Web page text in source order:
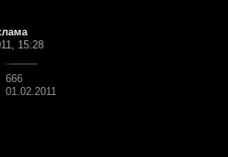
15:28
666
01.02.2011